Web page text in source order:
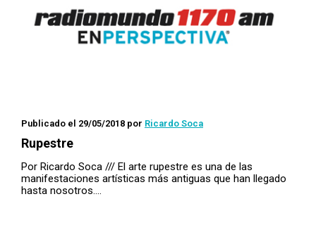
Publicado el 29/05/2018 por Ricardo Soca
Rupestre
Por Ricardo Soca /// El arte rupestre es una de las
manifestaciones artísticas más antiguas que han llegado
hasta nosotros….